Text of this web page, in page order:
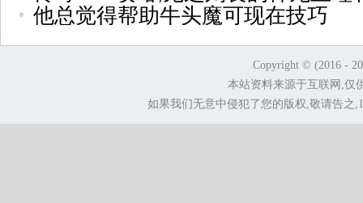
他总觉得帮助牛头魔可现在技巧
Copyright © (2016 -
本站资料来源于互联网,仅
如果我们无意中侵犯了您的版权,敬请告之